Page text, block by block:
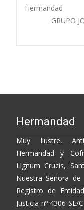
o
k
n
k
Hermandad
GRUPO
Hermandad
Muy Ilustre,
Hermandad y
Lignum Crucis,
Nuestra Señora
Registro de
Justicia nº 4306-SE/